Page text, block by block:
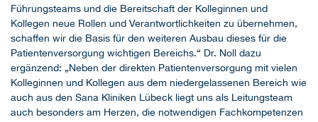
Führungsteams und die Bereitschaft der Kolleginnen und
Kollegen neue Rollen und Verantwortlichkeiten zu übernehmen,
schaffen wir die Basis für den weiteren Ausbau dieses für die
Patientenversorgung wichtigen Bereichs.“ Dr. Noll dazu
ergänzend: „Neben der direkten Patientenversorgung mit vielen
Kolleginnen und Kollegen aus dem niedergelassenen Bereich wie
auch aus den Sana Kliniken Lübeck liegt uns als Leitungsteam
auch besonders am Herzen, die notwendigen Fachkompetenzen